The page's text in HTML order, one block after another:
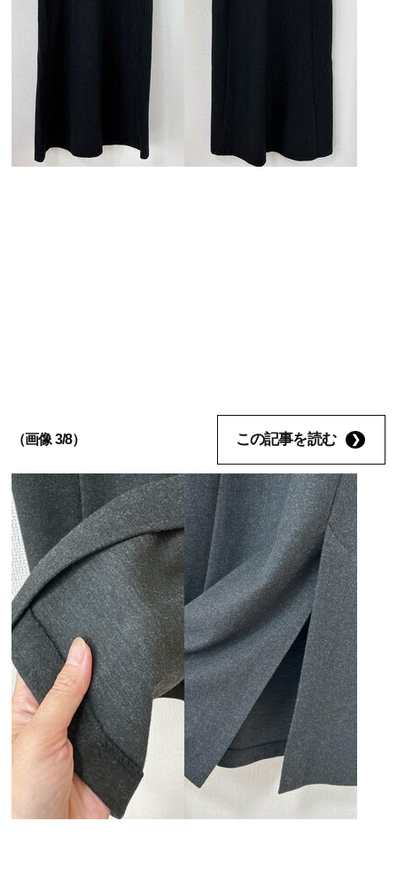
（画像 3/8） この記事を読む